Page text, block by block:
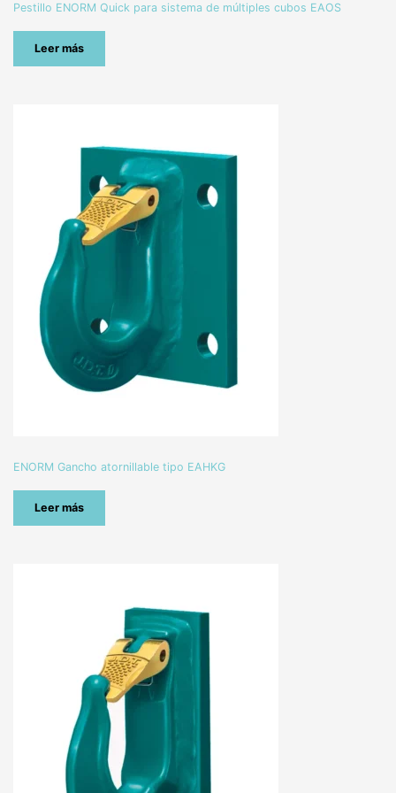
Pestillo ENORM Quick para sistema de múltiples cubos EAOS
Leer más
ENORM Gancho atornillable tipo EAHKG
Leer más